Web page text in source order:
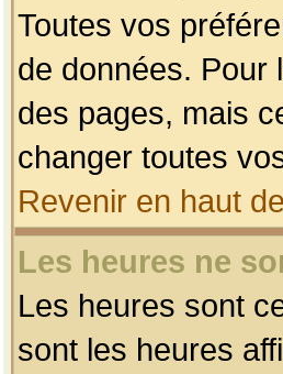
Toutes vos
de données. Pour
des pages, mais
changer toutes
Revenir en haut
Les heures ne
Les heures sont
sont les heures